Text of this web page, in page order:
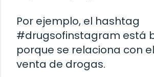
Por ejemplo, el hashtag
#drugsofinstagram está
porque se relaciona con
venta de drogas.